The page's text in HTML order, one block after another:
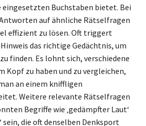
Buchstaben bietet. Bei
auf ähnliche Rätselfragen
effizient zu lösen. Oft triggert
das richtige Gedächtnis, um
finden. Es lohnt sich, verschiedene
Kopf zu haben und zu vergleichen,
an einem kniffligen
Weitere relevante Rätselfragen
Begriffe wie ‚gedämpfter Laut‘
sein, die oft denselben Denksport